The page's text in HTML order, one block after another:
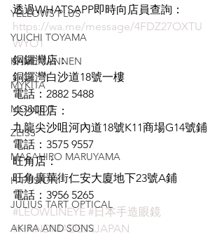
YELLOWS PLUS
YUICHI TOYAMA
KAMEMANNEN
MYKITA
MOSCOT
ZEISS
MASAHIRO MARUYAMA
H-FUSION
JULIUS TART OPTICAL
AKIRA AND SONS
透過WHATSAPP即時向店員查詢：
https://wa.me/message/4FDZ27OXTU
WYO1
銅鑼灣店：
銅鑼灣白沙道18號一樓
電話：2882 5488
尖沙咀店：
九龍尖沙咀河內道18號K11商場G14號鋪
電話：3575 9557
旺角店：
旺角廣華街仁安大廈地下23號A鋪
電話：3956 5265
#LEOWLINEYE #日本手造眼鏡
#HANDMADEINJAPAN